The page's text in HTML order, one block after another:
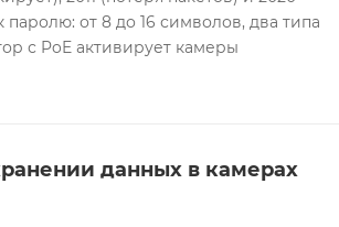
от 8 до 16 символов, два типа
с PoE активирует камеры
данных в камерах